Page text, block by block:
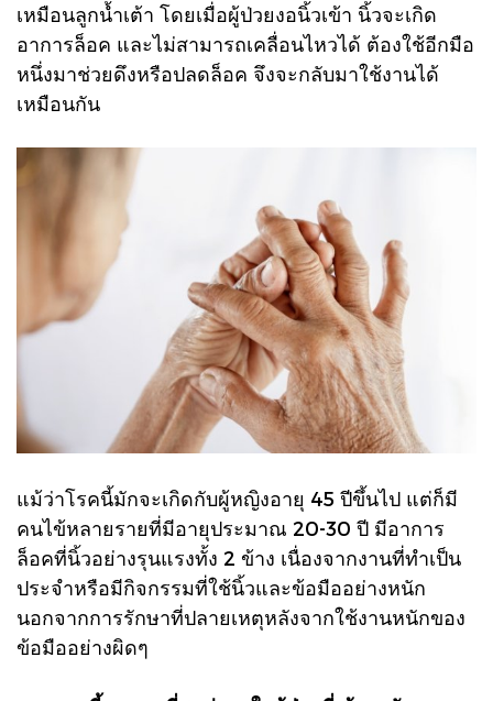
เหมือนลูกน้ำเต้า โดยเมื่อผู้ป่วยงอนิ้วเข้า นิ้วจะเกิด
อาการล็อค และไม่สามารถเคลื่อนไหวได้ ต้องใช้อีกมือ
หนึ่งมาช่วยดึงหรือปลดล็อค จึงจะกลับมาใช้งานได้
เหมือนกัน
แม้ว่าโรคนี้มักจะเกิดกับผู้หญิงอายุ 45 ปีขึ้นไป แต่ก็มี
คนไข้หลายรายที่มีอายุประมาณ 20-30 ปี มีอาการ
ล็อคที่นิ้วอย่างรุนแรงทั้ง 2 ข้าง เนื่องจากงานที่ทำเป็น
ประจำหรือมีกิจกรรมที่ใช้นิ้วและข้อมืออย่างหนัก
นอกจากการรักษาที่ปลายเหตุหลังจากใช้งานหนักของ
ข้อมืออย่างผิดๆ